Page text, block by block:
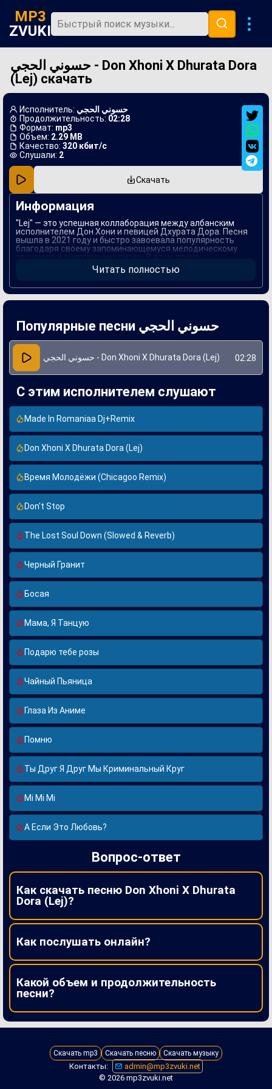
MP3
ZVUKI
Главная
Новинки
Популярная
В машину
Музыка 80х
Ремиксы
حسوني الحجي - Don Xhoni X Dhurata Dora
(Lej) скачать
Исполнитель: حسوني الحجي
Продолжительность: 02:28
Формат: mp3
Объем: 2.29 MB
Качество: 320 кбит/с
Слушали: 2
Скачать
Информация
"Lej" — это успешная коллаборация между албанским
исполнителем Дон Хони и певицей Дхурата Дора. Песня
вышла в 2021 году и быстро завоевала популярность
благодаря своему запоминающемуся мелодическому
звучанию и энергичному ритму. В этом треке
смешиваются элементы поп-музыки и традиционного
балканского фолка, что делает его уникальным и
Создание "Lej" характеризуется плодотворным
Хони и Дхурата Дора внесли в песню свое видение, что
позволило достичь гармоничного звучания. Их
взаимодействие подчеркивает талант и стремление к
музыкальному развитию, что делает "Lej" одной из ярких
композиций в их карьере.
Читать полностью
Популярные песни حسوني الحجي
حسوني الحجي - Don Xhoni X Dhurata Dora (Lej) 02:28
С этим исполнителем слушают
Made In Romaniaa Dj+Remix
Don Xhoni X Dhurata Dora (Lej)
Время Молодёжи (Chicagoo Remix)
Don't Stop
The Lost Soul Down (Slowed & Reverb)
Черный Гранит
Босая
Мама, Я Танцую
Подарю тебе розы
Чайный Пьяница
Глаза Из Аниме
Помню
Ты Друг Я Друг Мы Криминальный Круг
Mi Mi Mi
А Если Это Любовь?
Вопрос-ответ
Как скачать песню Don Xhoni X Dhurata
Dora (Lej)?
Как послушать онлайн?
Какой объем и продолжительность
песни?
Скачать mp3 Скачать песню Скачать музыку
Контакты:
admin@mp3zvuki.net
© 2026 mp3zvuki.net